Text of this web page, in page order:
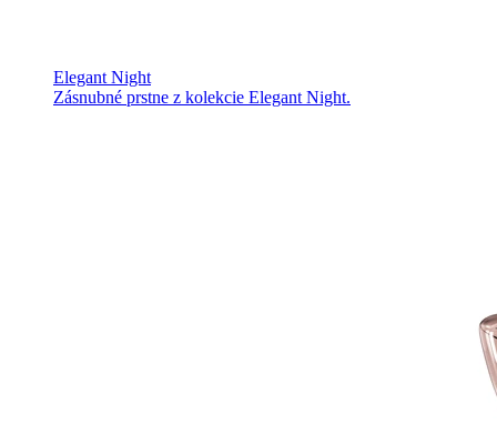
Elegant Night
Zásnubné prstne z kolekcie Elegant Night.